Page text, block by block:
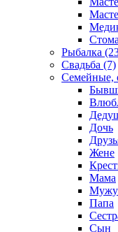
Рыбалка
Свадьба (7)
Семейные,
Дочь
Жене
Мама
Мужу
Папа
Сын